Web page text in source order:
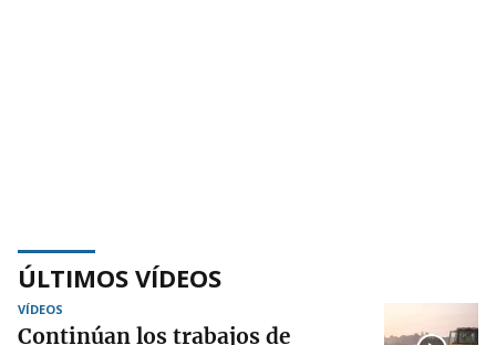
ÚLTIMOS VÍDEOS
VÍDEOS
Continúan los trabajos de